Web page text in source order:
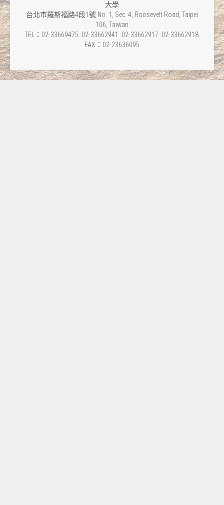
大學
台北市羅斯福路4段1號 No. 1, Sec. 4, Roosevelt Road, Taipei
106, Taiwan
TEL：02-33669475 .02-33662941 .02-33662917 .02-33662918.
FAX：02-23636095